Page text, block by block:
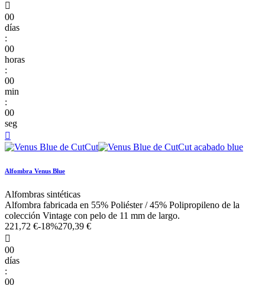

00
días
:
00
horas
:
00
min
:
00
seg

Alfombra Venus Blue
Alfombras sintéticas
Alfombra fabricada en 55% Poliéster / 45% Polipropileno de la
colección Vintage con pelo de 11 mm de largo.
221,72 €-18%270,39 €

00
días
:
00